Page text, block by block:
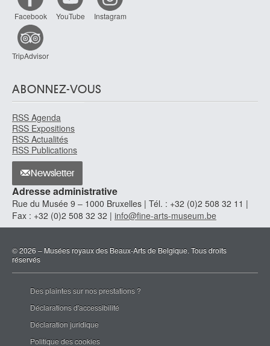
Facebook YouTube Instagram
TripAdvisor
ABONNEZ-VOUS
RSS Agenda
RSS Expositions
RSS Actualités
RSS Publications
Newsletter
Adresse administrative
Rue du Musée 9 – 1000 Bruxelles | Tél. : +32 (0)2 508 32 11 |
Fax : +32 (0)2 508 32 32 | info@fine-arts-museum.be
© 2026 – Musées royaux des Beaux-Arts de Belgique. Tous droits
réservés
Des plaintes sur nos prestations ?
Déclarations d'accessibilité
Déclaration juridique
Politique des cookies